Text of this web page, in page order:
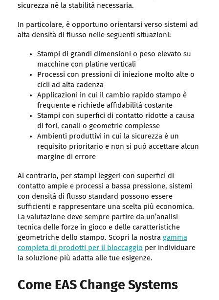
sicurezza né la stabilità necessaria.
In particolare, è opportuno orientarsi verso sistemi ad
alta densità di flusso nelle seguenti situazioni:
Stampi di grandi dimensioni o peso elevato su
macchine con platine verticali
Processi con pressioni di iniezione molto alte o
cicli ad alta cadenza
Applicazioni in cui il cambio rapido stampo è
frequente e richiede affidabilità costante
Stampi con superfici di contatto ridotte a causa
di fori, canali o geometrie complesse
Ambienti produttivi in cui la sicurezza è un
requisito prioritario e non si può accettare alcun
margine di errore
Al contrario, per stampi leggeri con superfici di
contatto ampie e processi a bassa pressione, sistemi
con densità di flusso standard possono essere
sufficienti e rappresentare una scelta più economica.
La valutazione deve sempre partire da un’analisi
tecnica delle forze in gioco e delle caratteristiche
geometriche dello stampo. Scopri la nostra gamma
completa di prodotti per il bloccaggio per individuare
la soluzione più adatta alle tue esigenze.
Come EAS Change Systems